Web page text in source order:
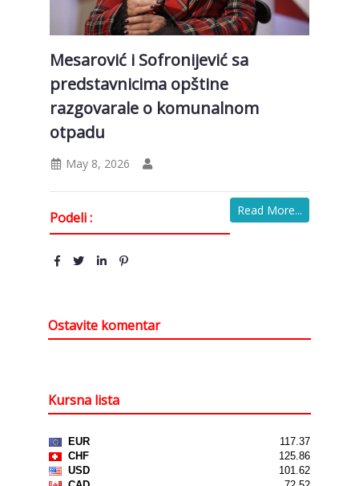
Mesarović i Sofronijević sa
predstavnicima opštine
razgovarale o komunalnom
otpadu
May 8, 2026
Read More...
Podeli :
Ostavite komentar
Kursna lista